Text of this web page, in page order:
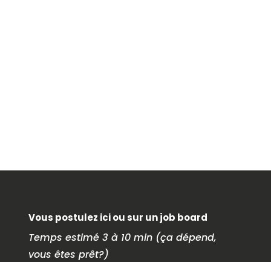
Vous postulez ici ou sur un job board
Temps estimé 3 à 10 min (ça dépend,
vous êtes prêt?)